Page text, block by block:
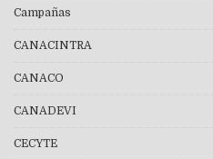
Campañas
CANACINTRA
CANACO
CANADEVI
CECYTE